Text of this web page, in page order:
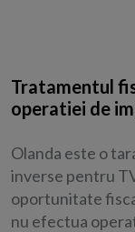
Tratamentul
operatiei de
Olanda este o
inverse pentru
oportunitate
nu efectua